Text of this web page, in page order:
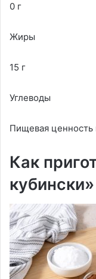
0 г
Жиры
15 г
Углеводы
Пищевая ценность
Как
кубински»